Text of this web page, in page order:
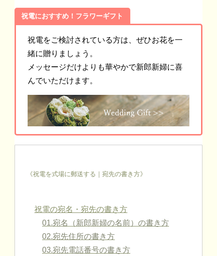
祝電におすすめ！フラワーギフト
祝電をご検討されている方は、ぜひお花を一
緒に贈りましょう。
メッセージだけよりも華やかで新郎新婦に喜
んでいただけます。
《祝電を式場に郵送する｜宛先の書き方》
祝電の宛名・宛先の書き方
01.宛名（新郎新婦の名前）の書き方
02.宛先住所の書き方
03.宛先電話番号の書き方